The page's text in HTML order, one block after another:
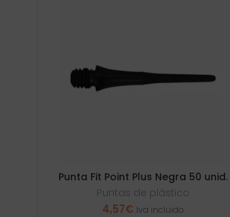
Punta Fit Point Plus Negra 50 unid.
Puntas de plástico
4,57€ Iva incluido